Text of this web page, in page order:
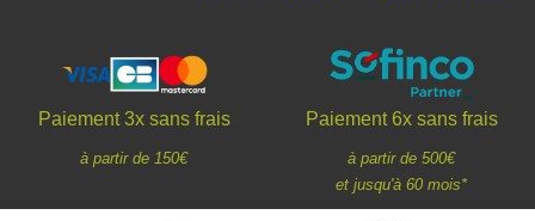
Paiement 3x sans frais
à partir de 150€
Paiement 6x sans frais
à partir de 500€
et jusqu'à 60 mois*